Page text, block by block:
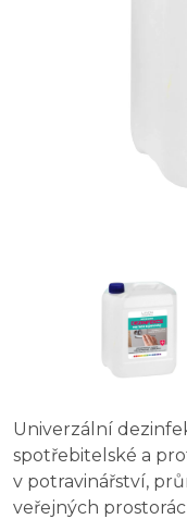
Univerzální
spotřebitelské a
v potravinářství,
veřejných